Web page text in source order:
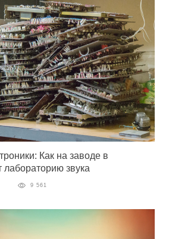
Как на заводе в
звука
9 561